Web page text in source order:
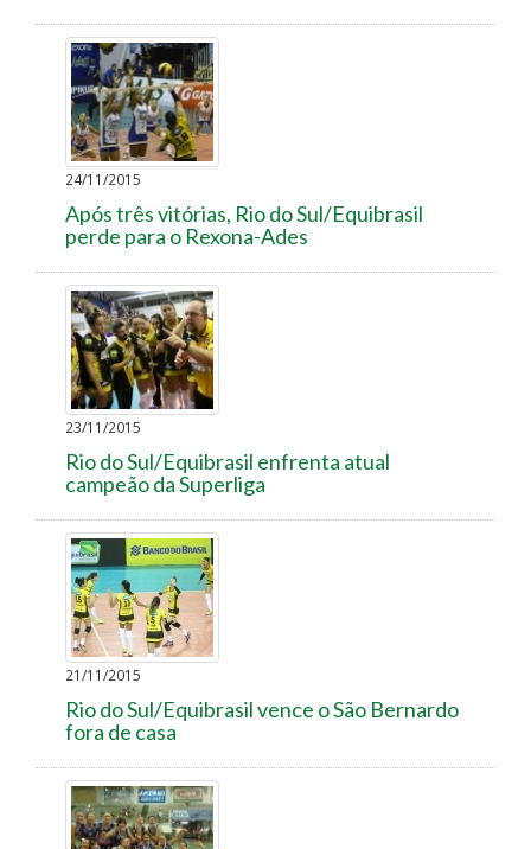
24/11/2015
Após três vitórias, Rio do Sul/Equibrasil
perde para o Rexona-Ades
23/11/2015
Rio do Sul/Equibrasil enfrenta atual
campeão da Superliga
21/11/2015
Rio do Sul/Equibrasil vence o São Bernardo
fora de casa